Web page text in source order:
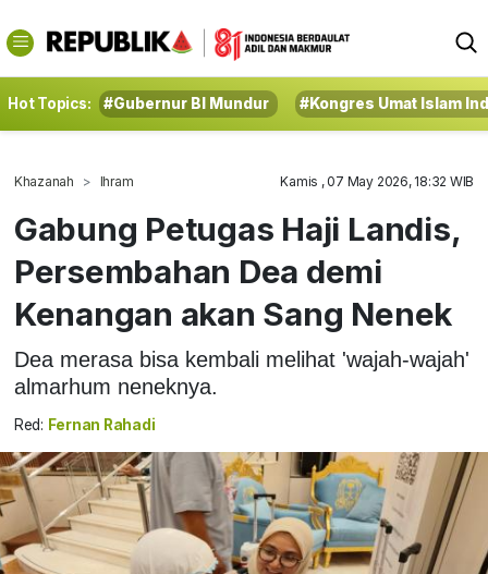
Hot Topics: #Gubernur BI Mundur #Kongres Umat Islam
Khazanah Ihram Kamis , 07 May 2026, 18:32 WIB
Gabung Petugas Haji Landis,
Persembahan Dea demi
Kenangan akan Sang Nenek
Dea merasa bisa kembali melihat 'wajah-wajah'
almarhum neneknya.
Red: Fernan Rahadi